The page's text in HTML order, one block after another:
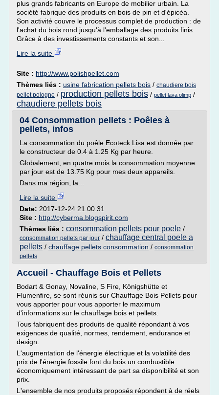
plus grands fabricants en Europe de mobilier urbain. La
société fabrique des produits en bois de pin et d'épicéa.
Son activité couvre le processus complet de production : de
l'achat du bois rond jusqu'à l'emballage des produits finis.
Grâce à des investissements constants et son...
Lire la suite
Site : http://www.polishpellet.com
Thèmes liés : usine fabrication pellets bois / chaudiere bois
pellet pologne / production pellets bois / pellet lava olimp /
chaudiere pellets bois
04 Consommation pellets : Poêles à
pellets, infos
La consommation du poêle Ecoteck Lisa est donnée par
le constructeur de 0.4 à 1.25 Kg par heure.
Globalement, en quatre mois la consommation moyenne
par jour est de 13.75 Kg pour mes deux appareils.
Dans ma région, la...
Lire la suite
Date: 2017-12-24 21:00:31
Site : http://cyberma.blogspirit.com
Thèmes liés : consommation pellets pour poele /
consommation pellets par jour / chauffage central poele a
pellets / chauffage pellets consommation / consommation
pellets
Accueil - Chauffage Bois et Pellets
Bodart & Gonay, Novaline, S Fire, Königshütte et
Flumenfire, se sont réunis sur Chauffage Bois Pellets pour
vous apporter pour vous apporter le maximum
d'informations sur le chauffage bois et pellets.
Tous fabriquent des produits de qualité répondant à vos
exigences de qualité, normes, rendement, endurance et
design.
L'augmentation de l'énergie électrique et la volatilité des
prix de l'énergie fossile font du bois un combustible
économiquement intéressant de part sa disponibilité et son
prix.
L'ensemble de nos produits proposés répondent à de réels